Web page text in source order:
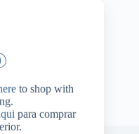
to shop with
para comprar